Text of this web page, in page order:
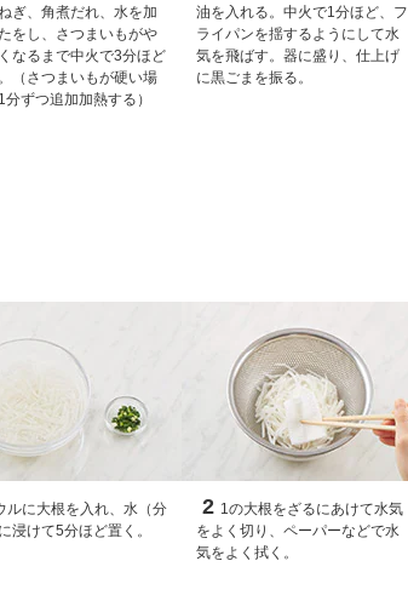
ぎ、角煮だれ、水を加
をし、さつまいもがや
なるまで中火で3分ほど
（さつまいもが硬い場
分ずつ追加加熱する）
油を入れる。中火で1分ほど、フ
ライパンを揺するようにして水
気を飛ばす。器に盛り、仕上げ
に黒ごまを振る。
ルに大根を入れ、水（分
浸けて5分ほど置く。
2 1の大根をざるにあけて水気
をよく切り、ペーパーなどで水
気をよく拭く。